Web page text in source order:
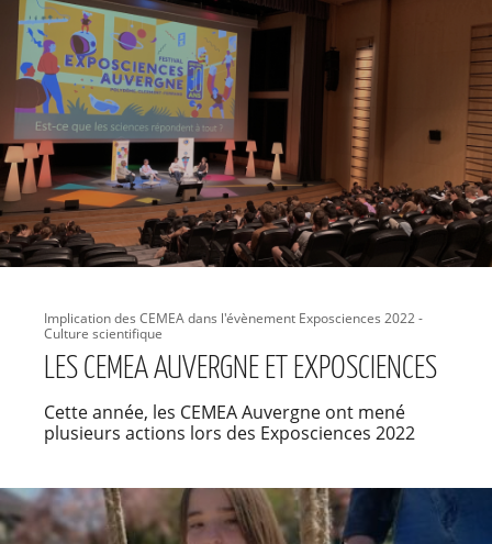
Implication des CEMEA dans l'évènement Exposciences 2022 -
Culture scientifique
LES CEMEA AUVERGNE ET EXPOSCIENCES
Cette année, les CEMEA Auvergne ont mené
plusieurs actions lors des Exposciences 2022